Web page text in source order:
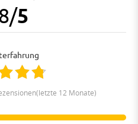
/5
12 Monate)